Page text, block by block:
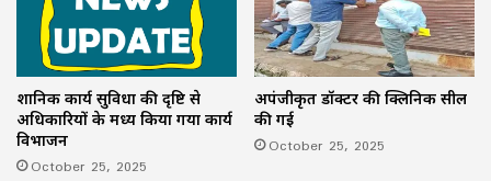
प्रशानिक कार्य सुविधा की दृष्टि से
अधिकारियों के मध्य किया गया कार्य
विभाजन
October 25, 2025
अपंजीकृत डॉक्टर की क्लिनिक सील
की गई
October 25, 2025